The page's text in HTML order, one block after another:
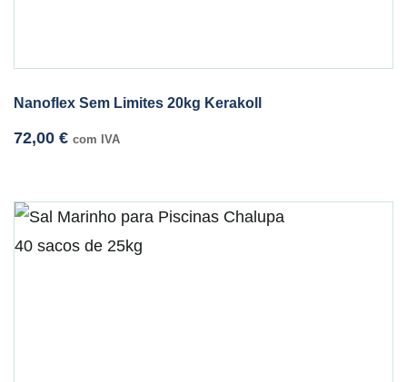
Nanoflex Sem Limites 20kg Kerakoll
72,00 € com IVA